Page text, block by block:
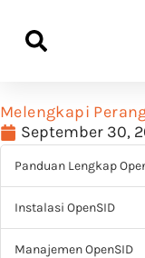
Melengkapi
September 30,
Panduan Lengkap
Instalasi OpenSID
Manajemen OpenSID